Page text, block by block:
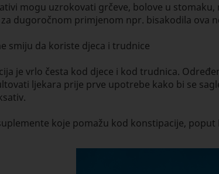
mogu uzrokovati grčeve, bolove u
dugoročnom primjenom npr. bisakodila ova
smiju da koriste djeca i trudnice
je vrlo česta kod djece i kod trudnica.
ljekara prije prve upotrebe kako bi se
koje pomažu kod konstipacije,